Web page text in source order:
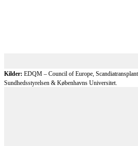
Kilder: EDQM – Council of Europe,
Sundhedsstyrelsen & Københavns Universitet.